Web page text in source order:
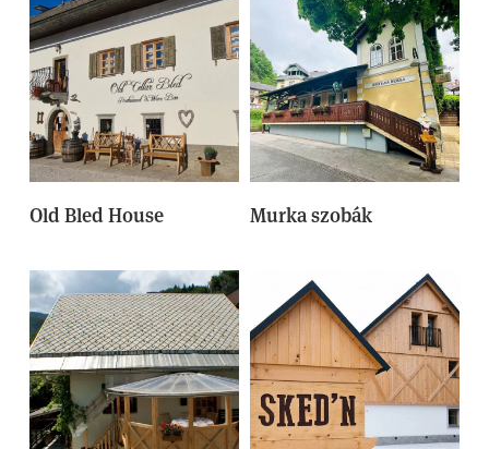
Old Bled House Murka szobák